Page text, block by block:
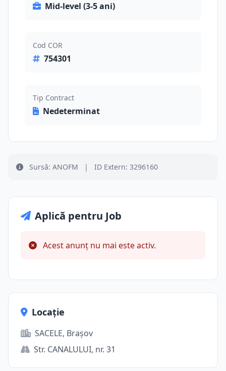
Mid-level (3-5 ani)
Cod COR
754301
Tip Contract
Nedeterminat
Sursă: ANOFM | ID Extern: 3296160
Aplică pentru Job
Acest anunț nu mai este activ.
Locație
SACELE, Brașov
Str. CANALULUI, nr. 31